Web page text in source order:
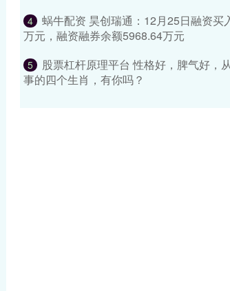
4
蜗牛配资 昊创瑞通：12月25日融资买
万元，融资融券余额5968.64万元
5
股票杠杆原理平台 性格好，脾气好，
事的四个生肖，有你吗？